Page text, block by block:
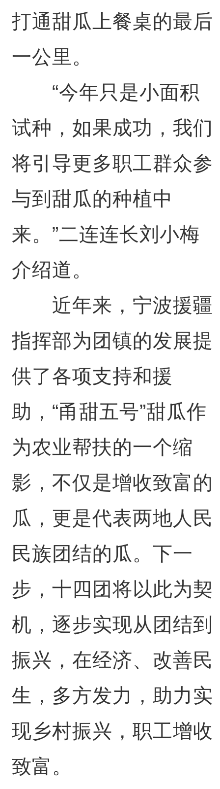
打通甜瓜上餐桌的最后
一公里。
“今年只是小面积
试种，如果成功，我们
将引导更多职工群众参
与到甜瓜的种植中
来。”二连连长刘小梅
介绍道。
近年来，宁波援疆
指挥部为团镇的发展提
供了各项支持和援
助，“甬甜五号”甜瓜作
为农业帮扶的一个缩
影，不仅是增收致富的
瓜，更是代表两地人民
民族团结的瓜。下一
步，十四团将以此为契
机，逐步实现从团结到
振兴，在经济、改善民
生，多方发力，助力实
现乡村振兴，职工增收
致富。